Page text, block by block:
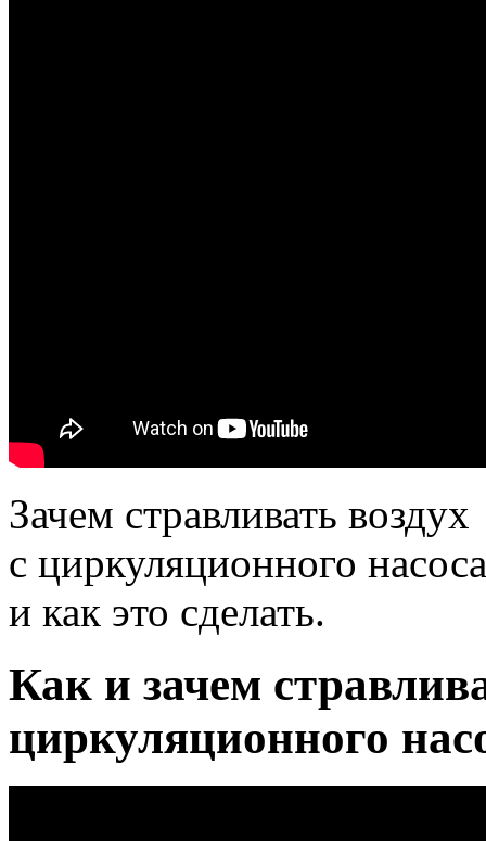
Зачем стравливать воздух
с циркуляционного
и как это сделать.
Как и зачем
циркуляционного